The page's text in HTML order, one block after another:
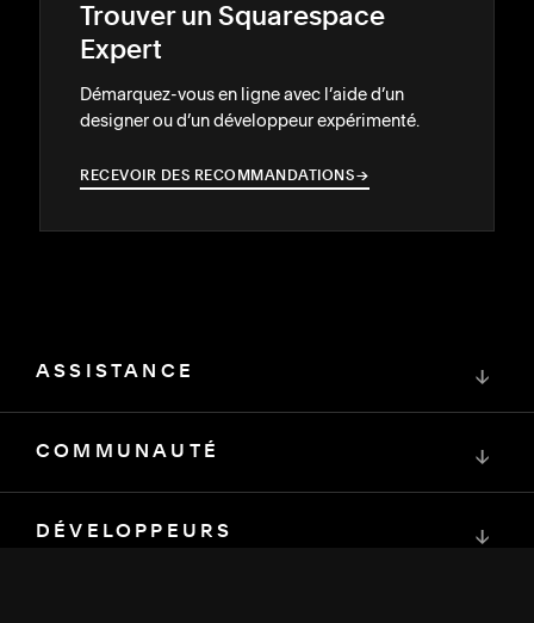
Trouver un Squarespace
Expert
Démarquez-vous en ligne avec l’aide d’un
designer ou d’un développeur expérimenté.
RECEVOIR DES RECOMMANDATIONS→
→
ASSISTANCE ↓
COMMUNAUTÉ ↓
DÉVELOPPEURS ↓